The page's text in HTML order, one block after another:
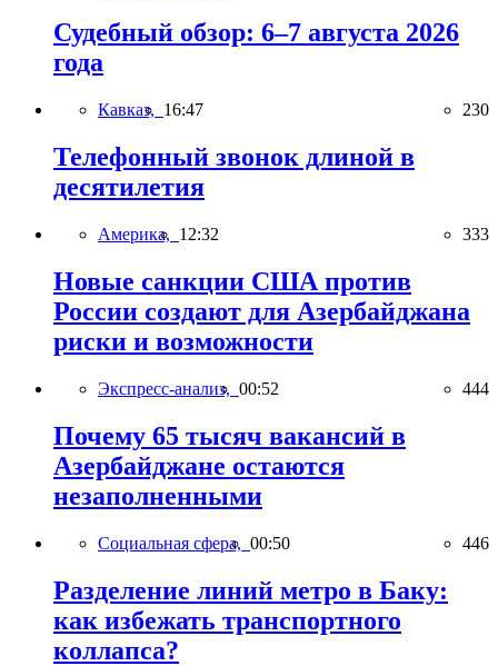
Судебный обзор: 6–7 августа 2026
года
Кавказ, 16:47 230
Телефонный звонок длиной в
десятилетия
Америка, 12:32 333
Новые санкции США против
России создают для Азербайджана
риски и возможности
Экспресс-анализ, 00:52 444
Почему 65 тысяч вакансий в
Азербайджане остаются
незаполненными
Социальная сфера, 00:50 446
Разделение линий метро в Баку:
как избежать транспортного
коллапса?